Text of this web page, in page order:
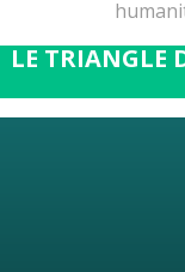
LE TRIANGLE